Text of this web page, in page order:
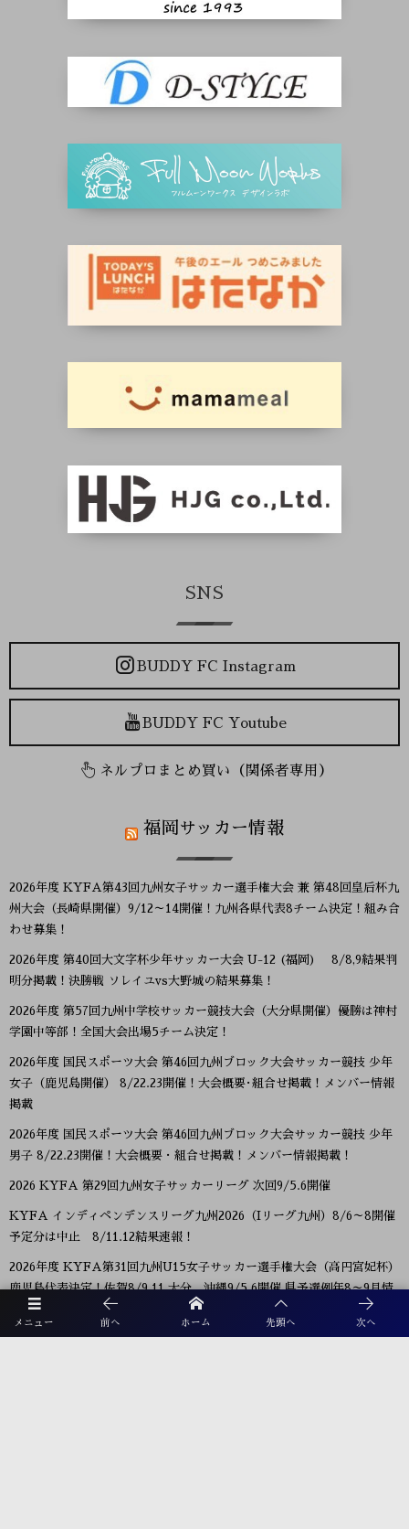
メニュー 前へ ホーム 先頭へ 次へ
SNS
BUDDY FC Instagram
BUDDY FC Youtube
ネルプロまとめ買い（関係者専用）
福岡サッカー情報
2026年度 KYFA第43回九州女子サッカー選手権大会 兼 第48回皇后杯九
州大会（長崎県開催）9/12～14開催！九州各県代表8チーム決定！組み合
わせ募集！
2026年度 第40回大文字杯少年サッカー大会 U-12 (福岡) 8/8,9結果判
明分掲載！決勝戦 ソレイユvs大野城の結果募集！
2026年度 第57回九州中学校サッカー競技大会（大分県開催）優勝は神村
学園中等部！全国大会出場5チーム決定！
2026年度 国民スポーツ大会 第46回九州ブロック大会サッカー競技 少年
女子（鹿児島開催） 8/22.23開催！大会概要･組合せ掲載！メンバー情報
掲載
2026年度 国民スポーツ大会 第46回九州ブロック大会サッカー競技 少年
男子 8/22.23開催！大会概要・組合せ掲載！メンバー情報掲載！
2026 KYFA 第29回九州女子サッカーリーグ 次回9/5.6開催
KYFA インディペンデンスリーグ九州2026（Iリーグ九州）8/6～8開催
予定分は中止 8/11.12結果速報！
2026年度 KYFA第31回九州U15女子サッカー選手権大会（高円宮妃杯）
鹿児島代表決定！佐賀8/9.11 大分、沖縄9/5.6開催 県予選例年8～9月情
報募集！九州大会10/31～11/2 熊本県開催！
【九州版】都道府県トレセンメンバー2026 随時更新！情報お待ちしてい